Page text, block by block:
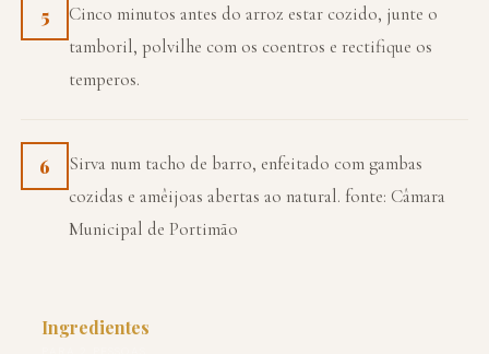
5
Cinco minutos antes do arroz estar cozido, junte o
tamboril, polvilhe com os coentros e rectifique os
temperos.
6
Sirva num tacho de barro, enfeitado com gambas
cozidas e amêijoas abertas ao natural. fonte: Câmara
Municipal de Portimão
Ingredientes